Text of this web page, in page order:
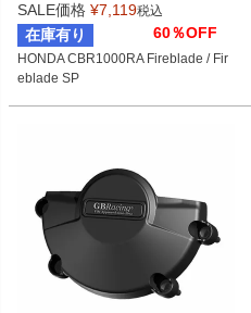
SALE価格 ¥7,119税込
在庫有り 60％OFF
HONDA CBR1000RA Fireblade / Fir
eblade SP